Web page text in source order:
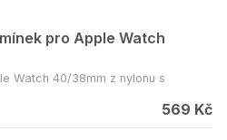
pro Apple Watch
Watch 40/38mm z nylonu s
569 Kč